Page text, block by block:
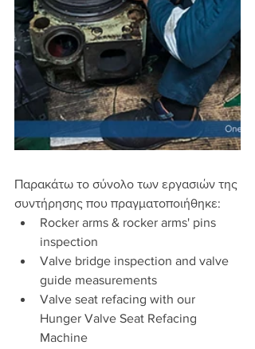
Παρακάτω το σύνολο των εργασιών της
συντήρησης που πραγματοποιήθηκε:
Rocker arms & rocker arms' pins
inspection
Valve bridge inspection and valve
guide measurements
Valve seat refacing with our
Hunger Valve Seat Refacing
Machine